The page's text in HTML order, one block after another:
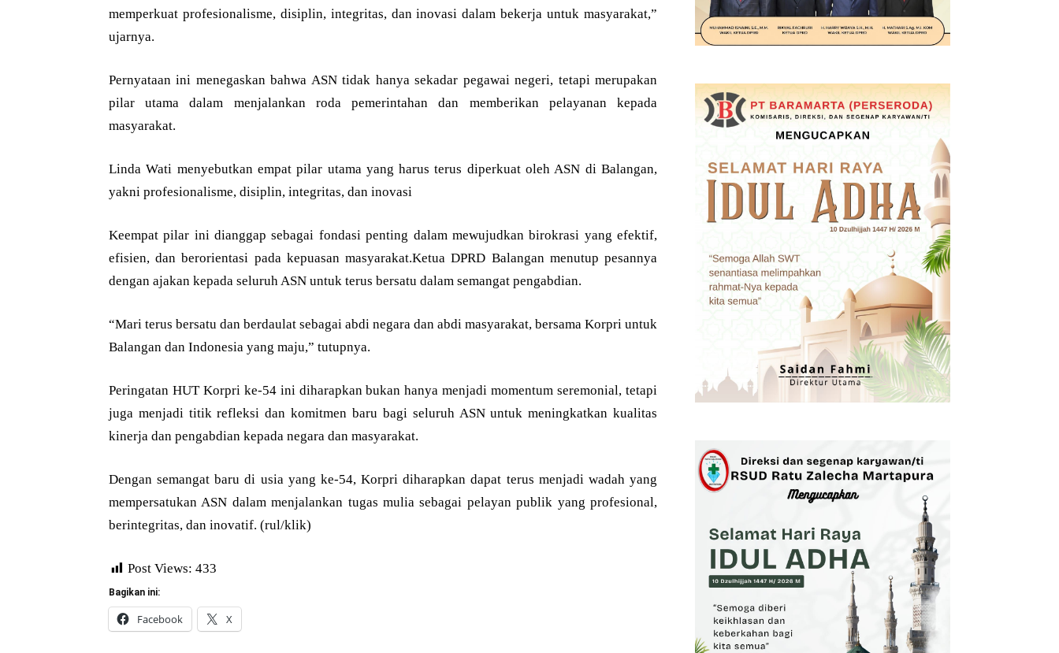
memperkuat profesionalisme, disiplin, integritas, dan inovasi dalam bekerja untuk masyarakat,”
ujarnya.
Pernyataan ini menegaskan bahwa ASN tidak hanya sekadar pegawai negeri, tetapi merupakan
pilar utama dalam menjalankan roda pemerintahan dan memberikan pelayanan kepada
masyarakat.
Linda Wati menyebutkan empat pilar utama yang harus terus diperkuat oleh ASN di Balangan,
yakni profesionalisme, disiplin, integritas, dan inovasi
Keempat pilar ini dianggap sebagai fondasi penting dalam mewujudkan birokrasi yang efektif,
efisien, dan berorientasi pada kepuasan masyarakat.Ketua DPRD Balangan menutup pesannya
dengan ajakan kepada seluruh ASN untuk terus bersatu dalam semangat pengabdian.
“Mari terus bersatu dan berdaulat sebagai abdi negara dan abdi masyarakat, bersama Korpri untuk
Balangan dan Indonesia yang maju,” tutupnya.
Peringatan HUT Korpri ke-54 ini diharapkan bukan hanya menjadi momentum seremonial, tetapi
juga menjadi titik refleksi dan komitmen baru bagi seluruh ASN untuk meningkatkan kualitas
kinerja dan pengabdian kepada negara dan masyarakat.
Dengan semangat baru di usia yang ke-54, Korpri diharapkan dapat terus menjadi wadah yang
mempersatukan ASN dalam menjalankan tugas mulia sebagai pelayan publik yang profesional,
berintegritas, dan inovatif. (rul/klik)
Post Views: 433
Bagikan ini:
Facebook X